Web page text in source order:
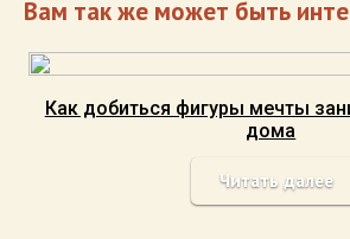
Вам так же может быть
Как добиться фигуры мечты
дома
Читать далее